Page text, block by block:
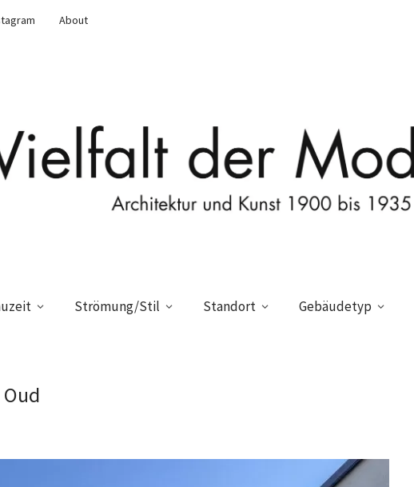
About
Strömung/Stil Standort Gebäudetyp